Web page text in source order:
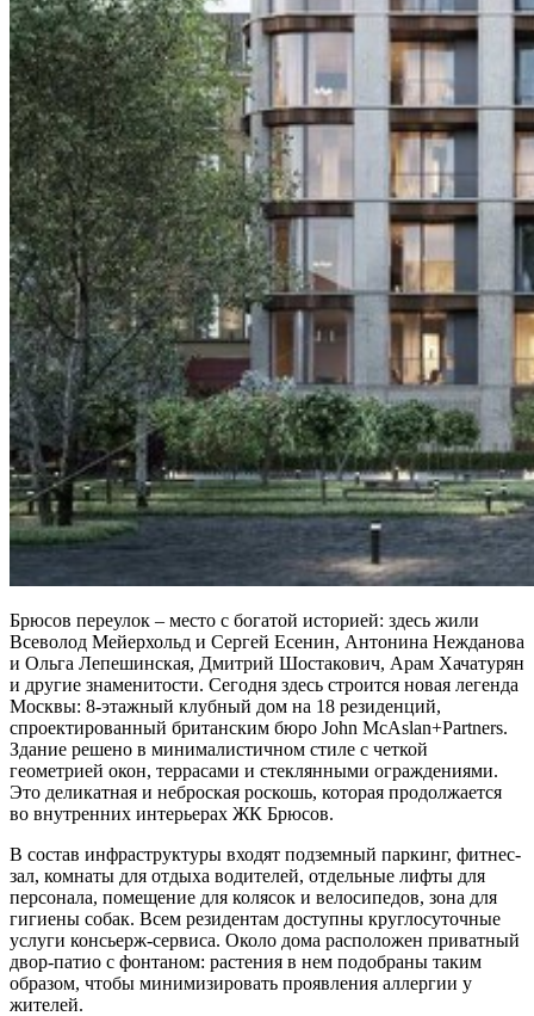
Брюсов переулок – место с богатой историей: здесь жили
Всеволод Мейерхольд и Сергей Есенин, Антонина Нежданова
и Ольга Лепешинская, Дмитрий Шостакович, Арам Хачатурян
и другие знаменитости. Сегодня здесь строится новая легенда
Москвы: 8-этажный клубный дом на 18 резиденций,
спроектированный британским бюро John McAslan+Partners.
Здание решено в минималистичном стиле с четкой
геометрией окон, террасами и стеклянными ограждениями.
Это деликатная и неброская роскошь, которая продолжается
во внутренних интерьерах ЖК Брюсов.
В состав инфраструктуры входят подземный паркинг, фитнес-
зал, комнаты для отдыха водителей, отдельные лифты для
персонала, помещение для колясок и велосипедов, зона для
гигиены собак. Всем резидентам доступны круглосуточные
услуги консьерж-сервиса. Около дома расположен приватный
двор-патио с фонтаном: растения в нем подобраны таким
образом, чтобы минимизировать проявления аллергии у
жителей.